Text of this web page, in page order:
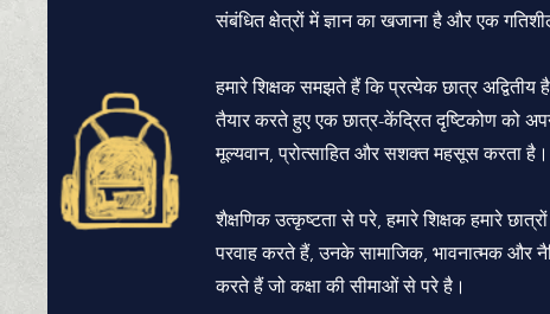
संबंधित क्षेत्रों में ज्ञान का खजाना है और एक
हमारे शिक्षक समझते हैं कि प्रत्येक छात्र
तैयार करते हुए एक छात्र-केंद्रित दृष्टिकोण को
मूल्यवान, प्रोत्साहित और सशक्त महसूस करता है।
शैक्षणिक उत्कृष्टता से परे, हमारे शिक्षक हमारे
परवाह करते हैं, उनके सामाजिक, भावनात्मक और
करते हैं जो कक्षा की सीमाओं से परे है।